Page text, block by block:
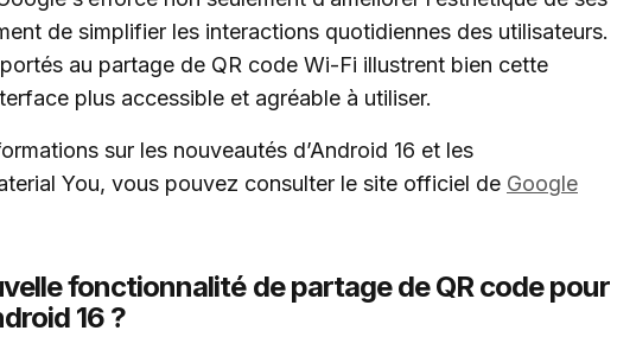
de simplifier les interactions quotidiennes des utilisateurs.
au partage de QR code Wi-Fi illustrent bien cette
plus accessible et agréable à utiliser.
sur les nouveautés d’Android 16 et les
You, vous pouvez consulter le site officiel de Google
fonctionnalité de partage de QR code pour
16 ?